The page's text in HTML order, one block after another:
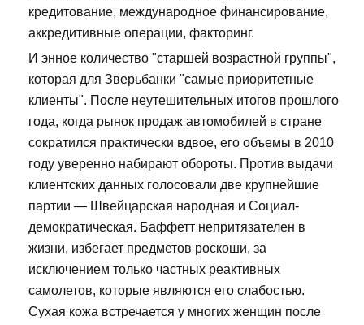
кредитование, международное финансирование,
аккредитивные операции, факторинг.
И энное количество "старшей возрастной группы",
которая для Зверьбанки "самые приоритетные
клиенты". После неутешительных итогов прошлого
года, когда рынок продаж автомобилей в стране
сократился практически вдвое, его объемы в 2010
году уверенно набирают обороты. Против выдачи
клиентских данных голосовали две крупнейшие
партии — Швейцарская народная и Социал-
демократическая. Баффетт непритязателен в
жизни, избегает предметов роскоши, за
исключением только частных реактивных
самолетов, которые являются его слабостью.
Сухая кожа встречается у многих женщин после